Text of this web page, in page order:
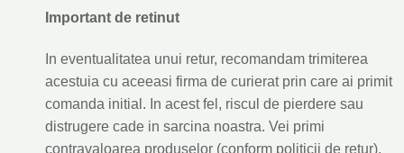
Important de retinut
In eventualitatea unui retur, recomandam trimiterea
acestuia cu aceeasi firma de curierat prin care ai primit
comanda initial. In acest fel, riscul de pierdere sau
distrugere cade in sarcina noastra. Vei primi
contravaloarea produselor (conform politicii de retur),